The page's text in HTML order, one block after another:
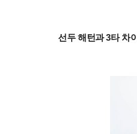
선두 해턴과 3타 차